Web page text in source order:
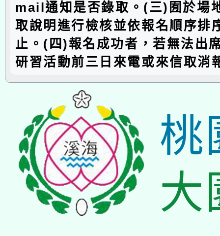
mail通知是否錄取。(三)囿於場
取說明進行檢核並依報名順序排
止。(四)報名成功者，若無法出
研習活動前三日來電或來信取消
桃
大